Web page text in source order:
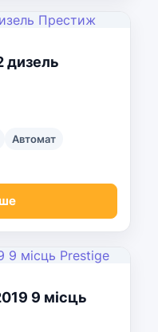
дизель
Автомат
9 місць